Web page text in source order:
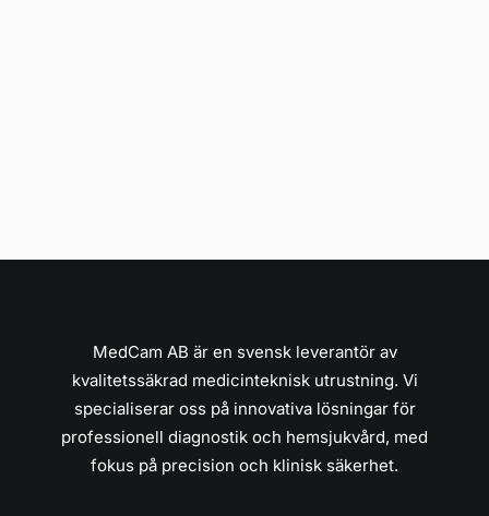
MedCam AB är en svensk leverantör av
kvalitetssäkrad medicinteknisk utrustning. Vi
specialiserar oss på innovativa lösningar för
professionell diagnostik och hemsjukvård, med
fokus på precision och klinisk säkerhet.